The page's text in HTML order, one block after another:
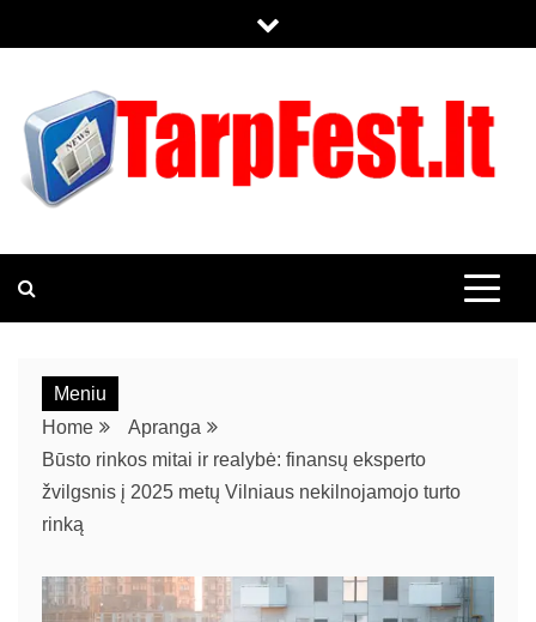
Meniu
Home
Apranga
Būsto rinkos mitai ir realybė: finansų eksperto
žvilgsnis į 2025 metų Vilniaus nekilnojamojo turto
rinką